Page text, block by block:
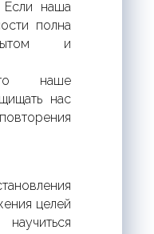
Если наша
полна
и
наше
нас
целей